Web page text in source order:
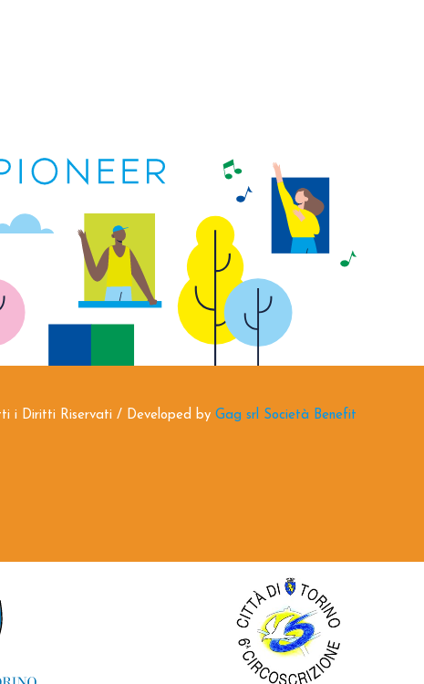
i Diritti Riservati / Developed by Gag srl Società Benefit